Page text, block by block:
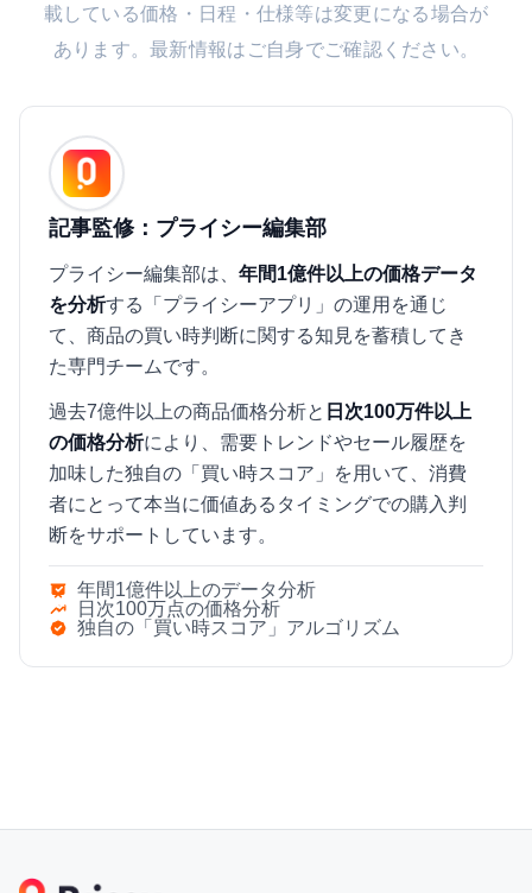
載している価格・日程・仕様等は変更になる場合が
あります。最新情報はご自身でご確認ください。
記事監修：プライシー編集部
プライシー編集部は、 年間1億件以上の価格データ
を分析する「プライシーアプリ」の運用を通じ
て、商品の買い時判断に関する知見を蓄積してき
た専門チームです。
過去7億件以上の商品価格分析と 日次100万件以上
の価格分析により、需要トレンドやセール履歴を
加味した独自の「買い時スコア」を用いて、消費
者にとって本当に価値あるタイミングでの購入判
断をサポートしています。
年間1億件以上のデータ分析
日次100万点の価格分析
独自の「買い時スコア」アルゴリズム